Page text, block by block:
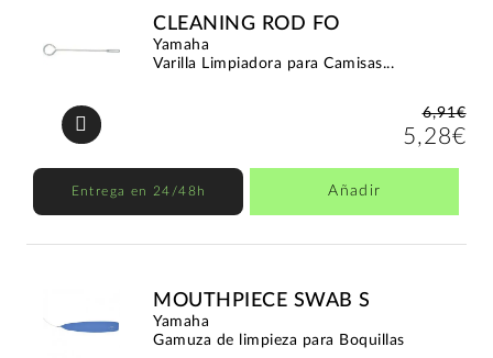
CLEANING ROD FO
Yamaha
Varilla Limpiadora para Camisas...
6,91€
5,28€
Entrega en 24/48h Añadir
MOUTHPIECE SWAB S
Yamaha
Gamuza de limpieza para Boquillas